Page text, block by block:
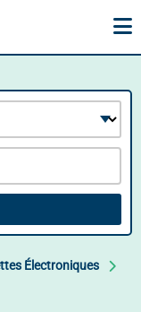
Électroniques